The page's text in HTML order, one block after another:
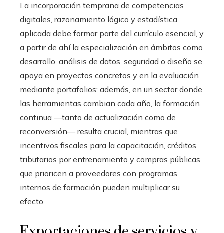
La incorporación temprana de competencias
digitales, razonamiento lógico y estadística
aplicada debe formar parte del currículo esencial, y
a partir de ahí la especialización en ámbitos como
desarrollo, análisis de datos, seguridad o diseño se
apoya en proyectos concretos y en la evaluación
mediante portafolios; además, en un sector donde
las herramientas cambian cada año, la formación
continua —tanto de actualización como de
reconversión— resulta crucial, mientras que
incentivos fiscales para la capacitación, créditos
tributarios por entrenamiento y compras públicas
que prioricen a proveedores con programas
internos de formación pueden multiplicar su
efecto.